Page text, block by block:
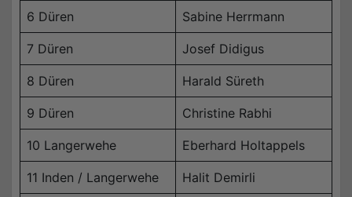
6 Düren Sabine Herrmann
7 Düren Josef Didigus
8 Düren Harald Süreth
9 Düren Christine Rabhi
10 Langerwehe Eberhard Holtappels
11 Inden / Langerwehe Halit Demirli